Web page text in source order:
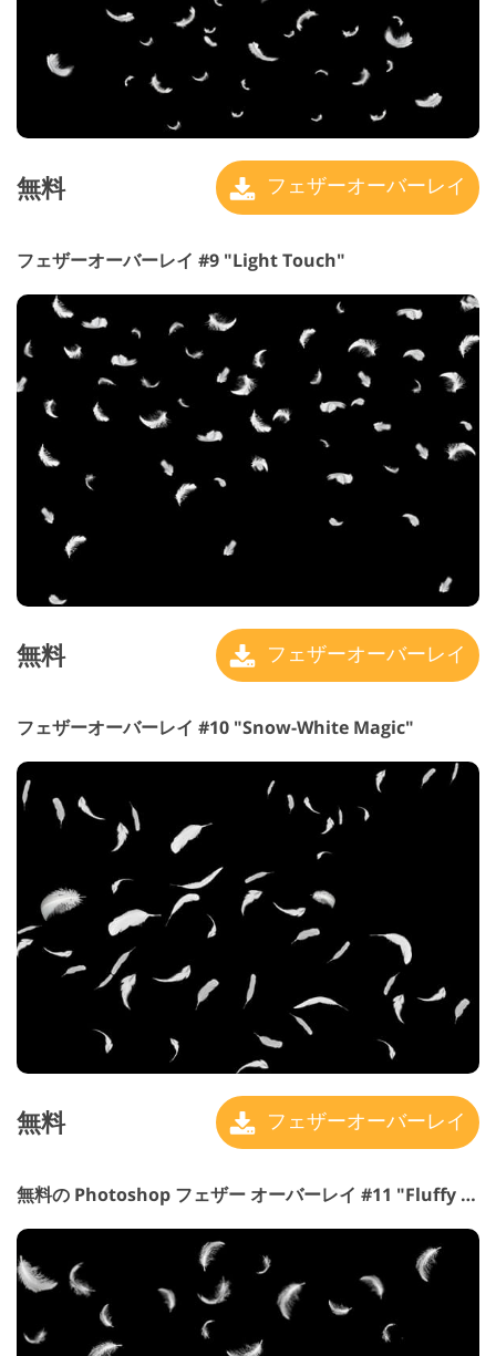
無料 フェザーオーバーレイ
フェザーオーバーレイ #9 "Light Touch"
無料 フェザーオーバーレイ
フェザーオーバーレイ #10 "Snow-White Magic"
無料 フェザーオーバーレイ
無料の Photoshop フェザー オーバーレイ #11 "Fluffy Particles"